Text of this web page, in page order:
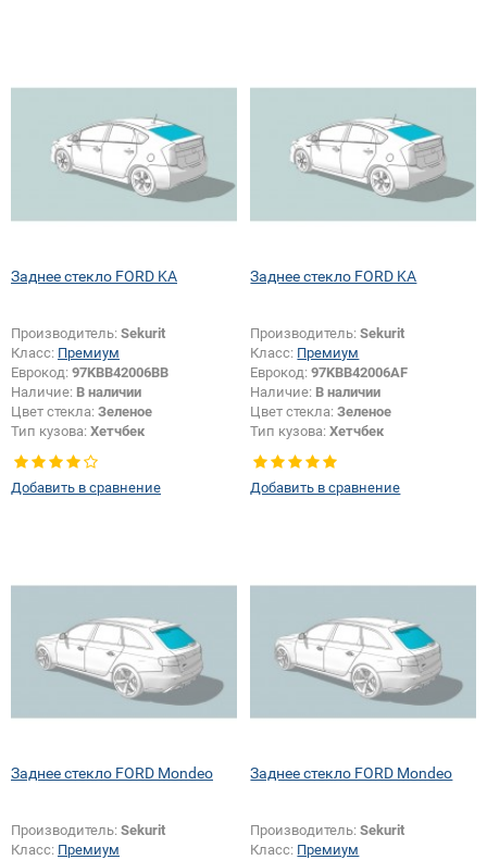
Заднее стекло FORD KA
Производитель: Sekurit
Класс: Премиум
Еврокод: 97KBB42006BB
Наличие: В наличии
Цвет стекла: Зеленое
Тип кузова: Хетчбек
Добавить в сравнение
Заднее стекло FORD KA
Производитель:Sekurit
Класс: Премиум
Еврокод:97KBB42006AF
Наличие: В наличии
Цвет стекла:Зеленое
Тип кузова:Хетчбек
Добавить в сравнение
Заднее стекло FORD Mondeo
Производитель: Sekurit
Класс: Премиум
Заднее стекло FORD Mondeo
Производитель:Sekurit
Класс: Премиум